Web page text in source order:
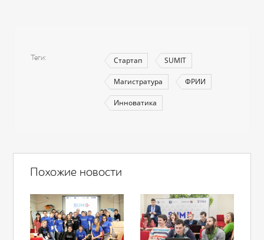
Теги Стартап SUMIT
Магистратура ФРИИ
Инноватика
Похожие новости